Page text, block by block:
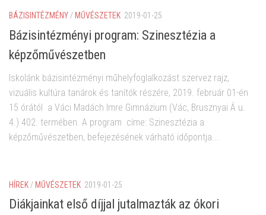
BÁZISINTÉZMÉNY/ MŰVÉSZETEK 2019-01-25
Bázisintézményi program: Szinesztézia a
képzőművészetben
Iskolánk bázisintézményi műhelyfoglalkozást szervez rajz,
vizuális kultúra tanárok és tanítók részére, 2019. február 01-én
15 órától a Váci Madách Imre Gimnázium (Vác, Brusznyai Á u.
4.) 402. termében. A program címe: Szinesztézia a
képzőművészetben, befejezésének várható időpontja...
HÍREK /MŰVÉSZETEK 2019-01-25
Diákjainkat első díjjal jutalmazták az ókori